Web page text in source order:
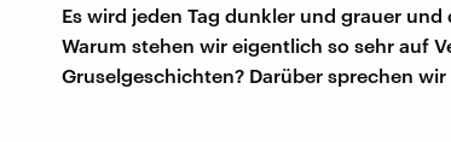
Es wird jeden Tag dunkler und grauer
Warum stehen wir eigentlich so sehr auf
Gruselgeschichten? Darüber sprechen wir